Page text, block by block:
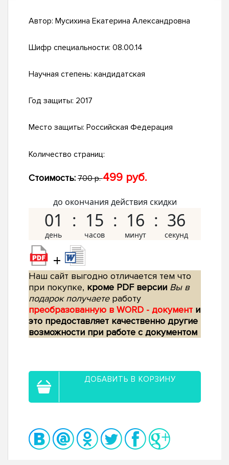
Автор: Мусихина Екатерина Александровна
Шифр специальности: 08.00.14
Научная степень: кандидатская
Год защиты: 2017
Место защиты: Российская Федерация
Количество страниц:
Стоимость: 700 р.499 руб.
до окончания действия скидки
01 15 16 35
+
Наш сайт выгодно отличается тем что
при покупке, кроме PDF версии Вы в
подарок получаетеработу
преобразованную в WORD - документ и
это предоставляет качественно другие
возможности при работе с документом
ДОБАВИТЬ В КОРЗИНУ